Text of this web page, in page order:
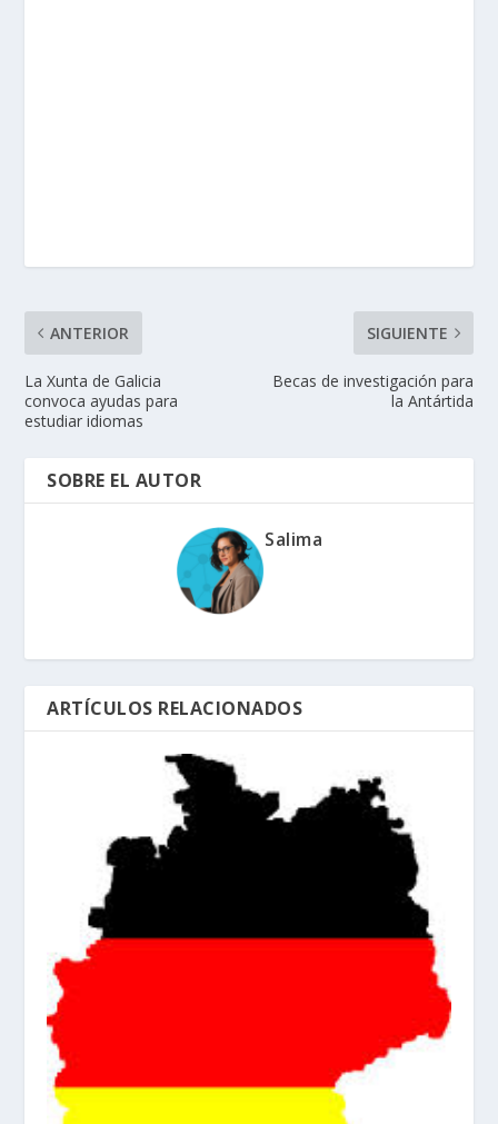
ANTERIOR
La Xunta de Galicia
convoca ayudas para
estudiar idiomas
SIGUIENTE
Becas de investigación para
la Antártida
SOBRE EL AUTOR
Salima
ARTÍCULOS RELACIONADOS